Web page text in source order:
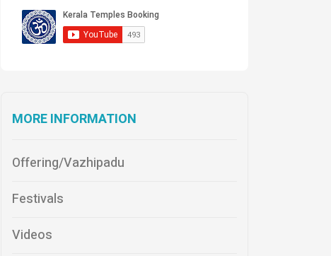
MORE INFORMATION
Offering/Vazhipadu
Festivals
Videos